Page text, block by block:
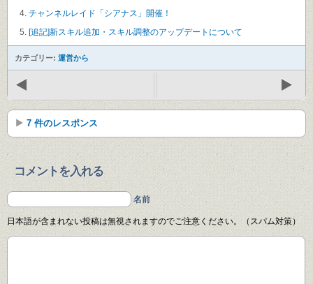
チャンネルレイド「シアナス」開催！
[追記]新スキル追加・スキル調整のアップデートについて
カテゴリー: 運営から
7 件のレスポンス
コメントを入れる
名前
日本語が含まれない投稿は無視されますのでご注意ください。（スパム対策）